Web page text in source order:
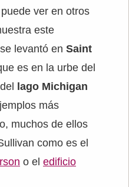
ver en otros
este
levantó en Saint
es en la urbe del
lago Michigan
más
muchos de ellos
como es el
o el edificio